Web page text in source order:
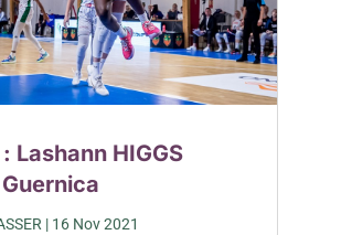
Lashann HIGGS
| 16 Nov 2021